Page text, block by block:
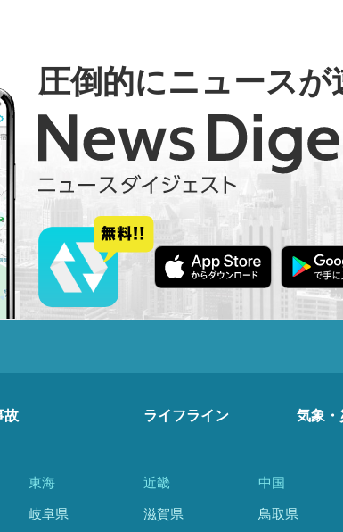
圧倒的にニュースが
故 ライフライン 気象・
東海
岐阜県
近畿
滋賀県
中国
鳥取県